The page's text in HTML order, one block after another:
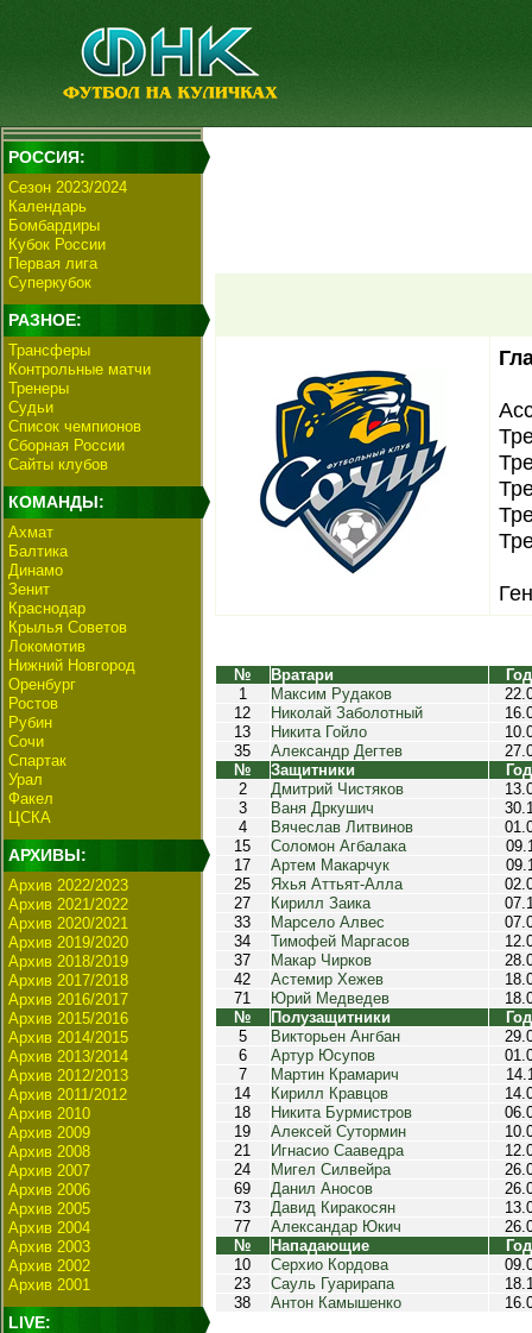
РОССИЯ:
Сезон 2023/2024
Календарь
Бомбардиры
Кубок России
Первая лига
Суперкубок
РАЗНОЕ:
Трансферы
Контрольные матчи
Тренеры
Судьи
Список чемпионов
Сборная России
Сайты клубов
КОМАНДЫ:
Ахмат
Балтика
Динамо
Зенит
Краснодар
Крылья Советов
Локомотив
Нижний Новгород
Оренбург
Ростов
Рубин
Сочи
Спартак
Урал
Факел
ЦСКА
АРХИВЫ:
Архив 2022/2023
Архив 2021/2022
Архив 2020/2021
Архив 2019/2020
Архив 2018/2019
Архив 2017/2018
Архив 2016/2017
Архив 2015/2016
Архив 2014/2015
Архив 2013/2014
Архив 2012/2013
Архив 2011/2012
Архив 2010
Архив 2009
Архив 2008
Архив 2007
Архив 2006
Архив 2005
Архив 2004
Архив 2003
Архив 2002
Архив 2001
LIVE:
№ Вратари
1
Максим Рудаков
12
Николай Заболотный
13
Никита Гойло
35
Александр Дегтев
№
Защитники
2
Дмитрий Чистяков
3
Ваня Дркушич
4
Вячеслав Литвинов
15
Соломон Агбалака
17
Артем Макарчук
25
Яхья Аттьят-Алла
27
Кирилл Заика
33
Марсело Алвес
34
Тимофей Маргасов
37
Макар Чирков
42
Астемир Хежев
71
Юрий Медведев
№
Полузащитники
5
Викторьен Ангбан
6
Артур Юсупов
7
Мартин Крамарич
14
Кирилл Кравцов
18
Никита Бурмистров
19
Алексей Сутормин
21
Игнасио Сааведра
24
Мигел Силвейра
69
Данил Аносов
73
Давид Киракосян
77
Александар Юкич
№
Нападающие
10
Серхио Кордова
23
Сауль Гуарирапа
38
Антон Камышенко